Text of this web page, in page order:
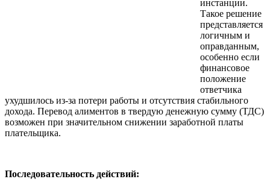
инстанции.
Такое решение
представляется
логичным и
оправданным,
особенно если
финансовое
положение
ответчика
ухудшилось из-за потери работы и отсутствия стабильного
дохода. Перевод алиментов в твердую денежную сумму (ТДС)
возможен при значительном снижении заработной платы
плательщика.
Последовательность действий: